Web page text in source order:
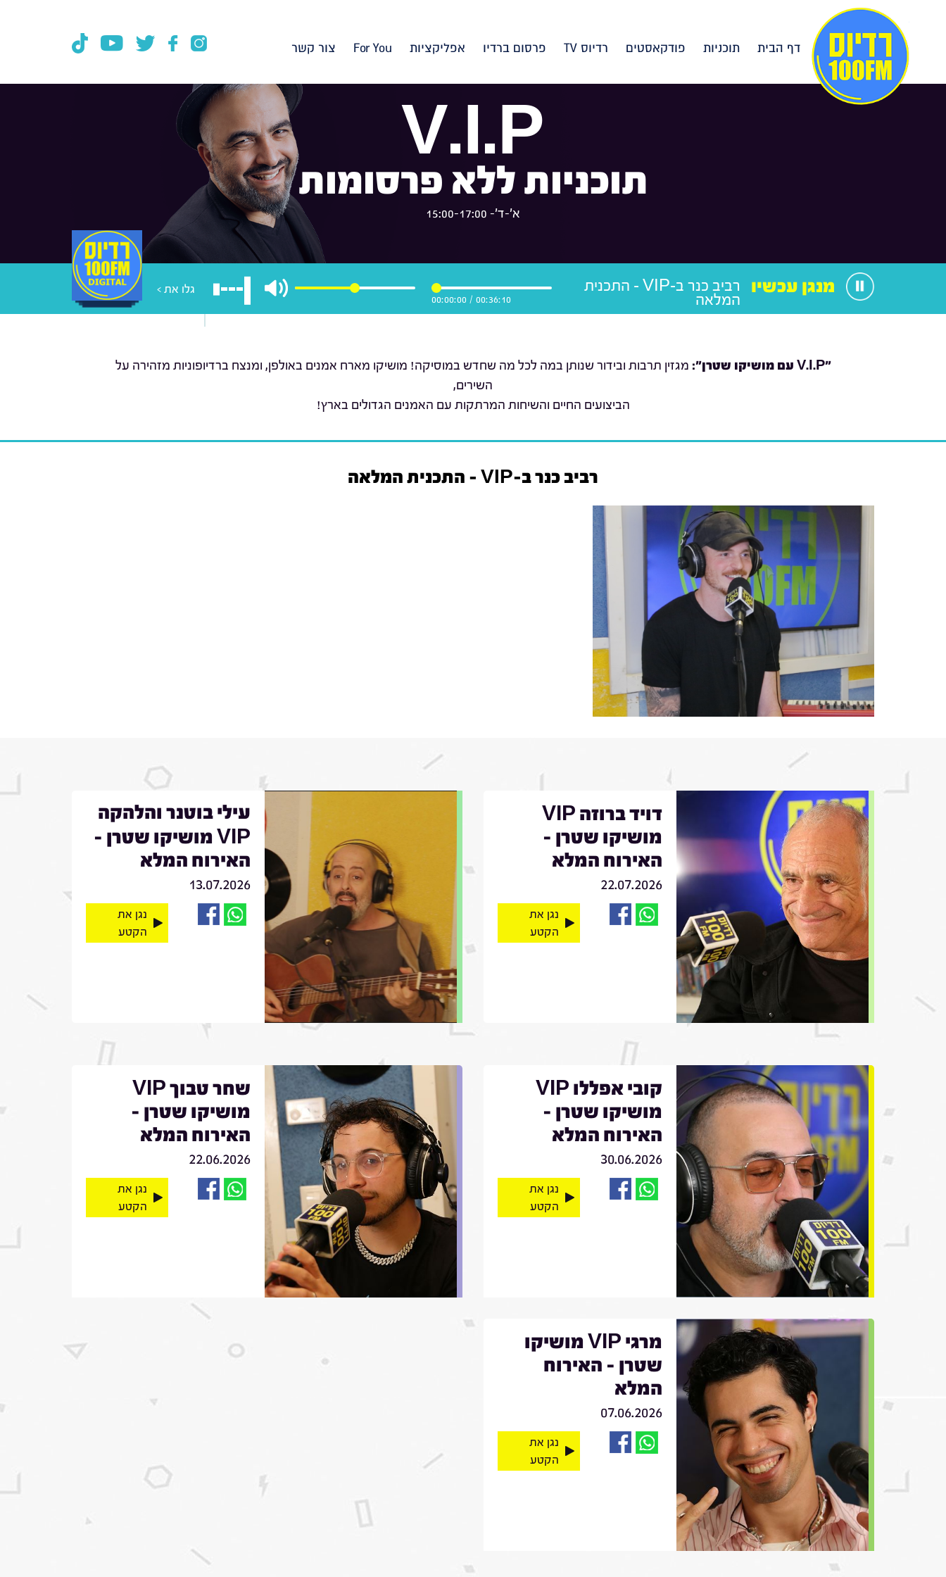
דף הבית תוכניות פודקאסטים רדיוס TV פרסום ברדיו אפליקציות For You צור קשר
V.I.P
תוכניות ללא פרסומות
א'-ד'- 15:00-17:00
גלו את >
00:36:10
/
00:00:00
מנגן עכשיו רביב כנר ב-VIP – התכנית
המלאה
"V.I.P עם מושיקו שטרן ": מגזין תרבות ובידור שנותן במה לכל מה שחדש במוסיקה! מושיקו מארח אמנים באולפן, ומנצח ברדיופוניות מזהירה על
השירים,
הביצועים החיים והשיחות המרתקות עם האמנים הגדולים בארץ!
רביב כנר ב-VIP – התכנית המלאה
דויד ברוזה VIP
מושיקו שטרן -
האירוח המלא
22.07.2026
נגן את
הקטע
עילי בוטנר והלהקה
VIP מושיקו שטרן -
האירוח המלא
13.07.2026
נגן את
הקטע
קובי אפללו VIP
מושיקו שטרן -
האירוח המלא
30.06.2026
נגן את
הקטע
שחר טבוך VIP
מושיקו שטרן -
האירוח המלא
22.06.2026
נגן את
הקטע
מרגי VIP מושיקו
שטרן - האירוח
המלא
07.06.2026
נגן את
הקטע